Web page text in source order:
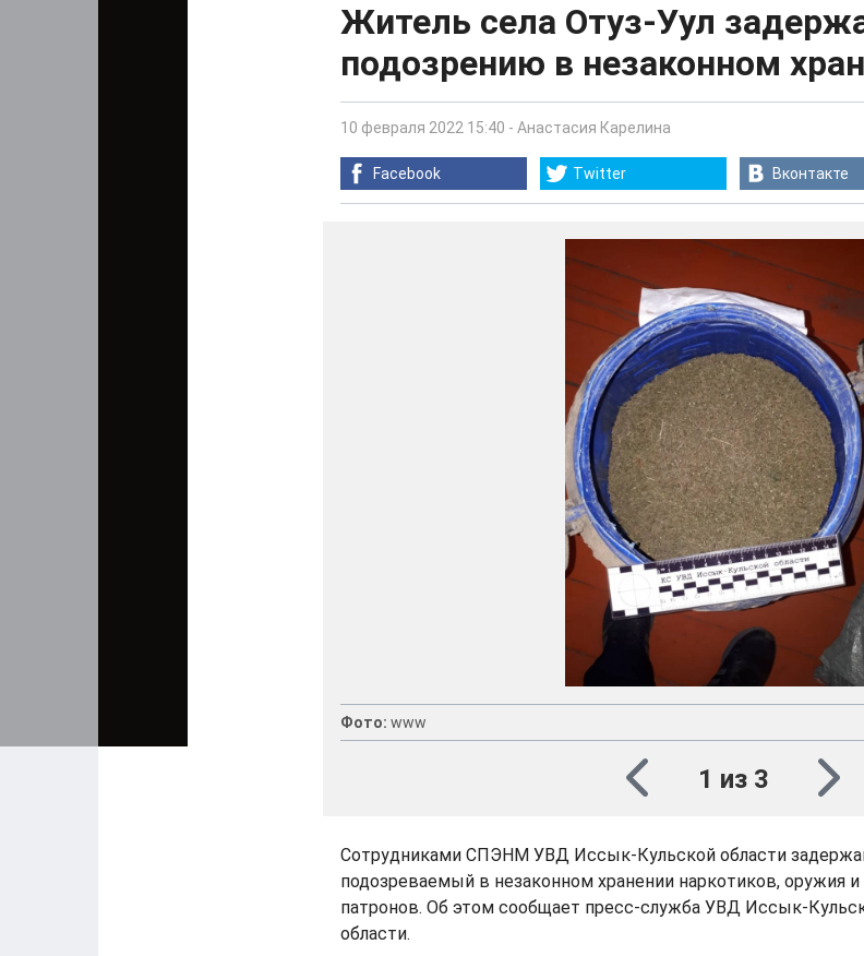
Житель села Отуз-Уул
подозрению в незаконном
10 февраля 2022 15:40 - Анастасия Карелина
Facebook Twitter Вконтакте
Фото: www
1 из 3
Сотрудниками СПЭНМ УВД Иссык-Кульской области
подозреваемый в незаконном хранении наркотиков, оружия и
патронов. Об этом сообщает пресс-служба УВД Иссык-
области.